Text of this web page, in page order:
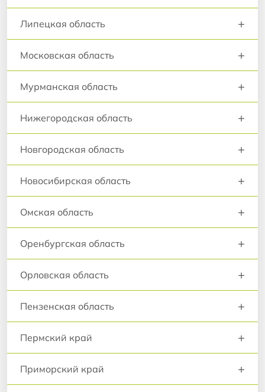
Липецкая область +
Московская область +
Мурманская область +
Нижегородская область +
Новгородская область +
Новосибирская область +
Омская область +
Оренбургская область +
Орловская область +
Пензенская область +
Пермский край +
Приморский край +